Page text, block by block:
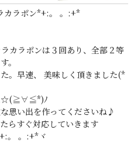
ラポン*+:。 。:+*
カラポンは３回あり、全部２等
。
。早速、 美味しく頂きました(*
た☆(≧∀≦*)ﾉ
思い出を作ってくださいね♪
らすぐ対応していきます
。 。:+*ヾ